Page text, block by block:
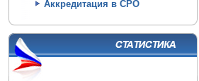
Аккредитация в СРО